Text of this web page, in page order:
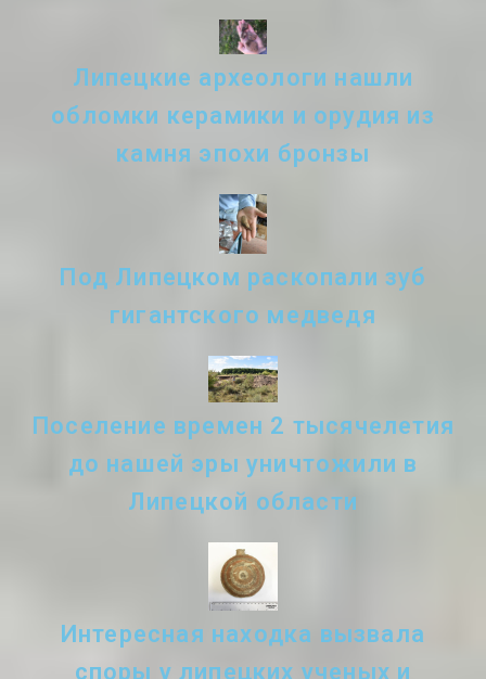
Липецкие археологи нашли
обломки керамики и орудия из
камня эпохи бронзы
Под Липецком раскопали зуб
гигантского медведя
Поселение времен 2 тысячелетия
до нашей эры уничтожили в
Липецкой области
Интересная находка вызвала
споры у липецких ученых и